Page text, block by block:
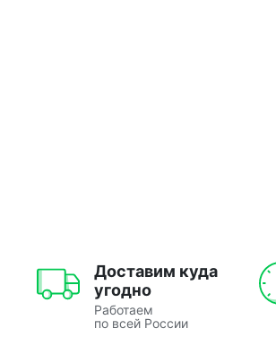
Доставим куда
угодно
Работаем
по всей России